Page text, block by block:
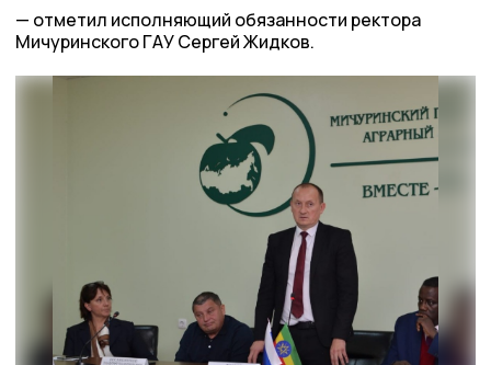
отметил исполняющий обязанности ректора
Мичуринского ГАУ Сергей Жидков.